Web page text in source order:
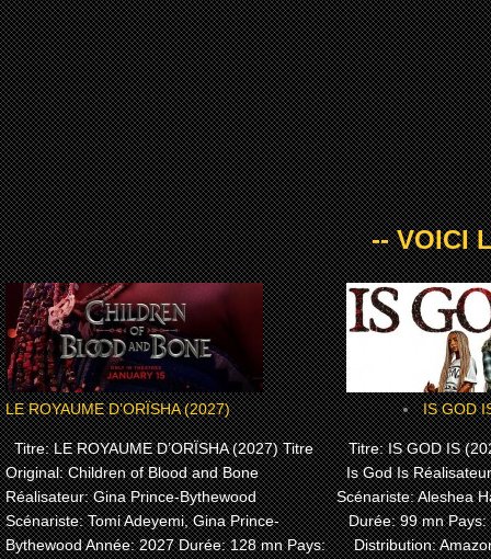
-- VOICI
LE ROYAUME D’ORÏSHA (2027)
Titre: LE ROYAUME D’ORÏSHA (2027) Titre
Original: Children of Blood and Bone
Réalisateur: Gina Prince-Bythewood
Scénariste: Tomi Adeyemi, Gina Prince-
Bythewood Année: 2027 Durée: 128 mn Pays:
IS GOD
Titre: IS GOD IS
Is God Is
Scénariste: Aleshea
Durée: 99 mn
Distribution: